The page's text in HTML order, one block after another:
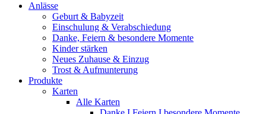
Anlässe
Geburt & Babyzeit
Einschulung & Verabschiedung
Danke, Feiern & besondere Momente
Kinder stärken
Neues Zuhause & Einzug
Trost & Aufmunterung
Produkte
Karten
Alle Karten